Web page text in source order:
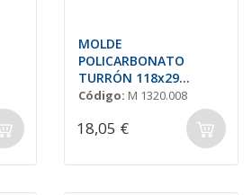
MOLDE
POLICARBONATO
TURRÓN 118x29
H=14mm (7und.)
Código: M 1320.008
18,05 €